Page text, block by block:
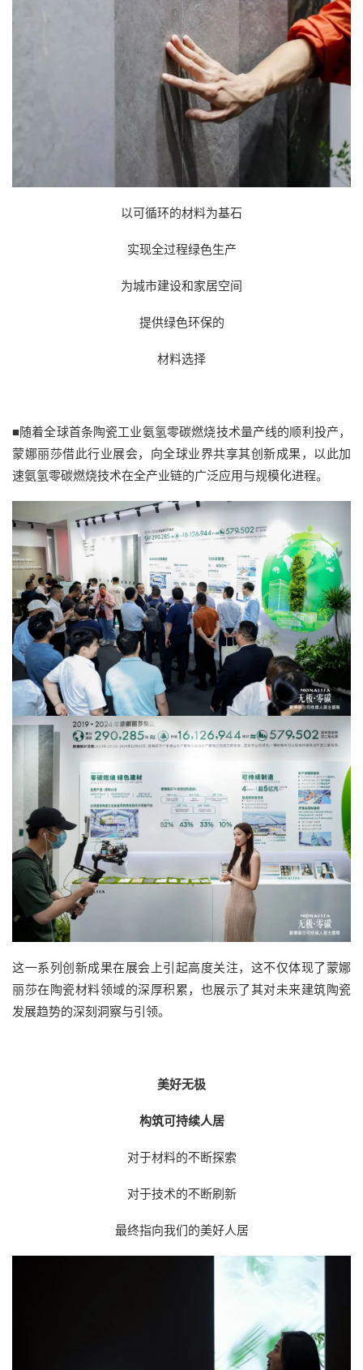
以可循环的材料为基石
实现全过程绿色生产
为城市建设和家居空间
提供绿色环保的
材料选择
■随着全球首条陶瓷工业氨氢零碳燃烧技术量产线的顺利投产，
蒙娜丽莎借此行业展会，向全球业界共享其创新成果，以此加
速氨氢零碳燃烧技术在全产业链的广泛应用与规模化进程。
这一系列创新成果在展会上引起高度关注，这不仅体现了蒙娜
丽莎在陶瓷材料领域的深厚积累，也展示了其对未来建筑陶瓷
发展趋势的深刻洞察与引领。
美好无极
构筑可持续人居
对于材料的不断探索
对于技术的不断刷新
最终指向我们的美好人居